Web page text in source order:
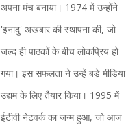
अपना मंच बनाया। 1974 में उन्होंने
'इनादु' अखबार की स्थापना की, जो
जल्द ही पाठकों के बीच लोकप्रिय हो
गया। इस सफलता ने उन्हें बड़े मीडिया
उद्यम के लिए तैयार किया। 1995 में
ईटीवी नेटवर्क का जन्म हुआ, जो आज